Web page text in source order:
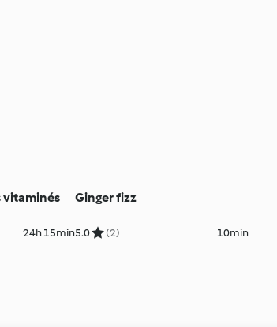
vitaminés
24h 15min
Ginger fizz
5.0 (2) 10min